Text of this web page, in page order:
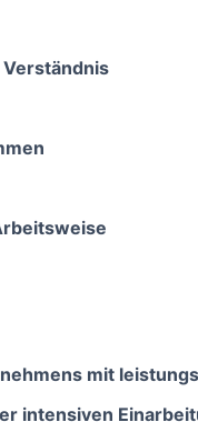
mit
intensiven